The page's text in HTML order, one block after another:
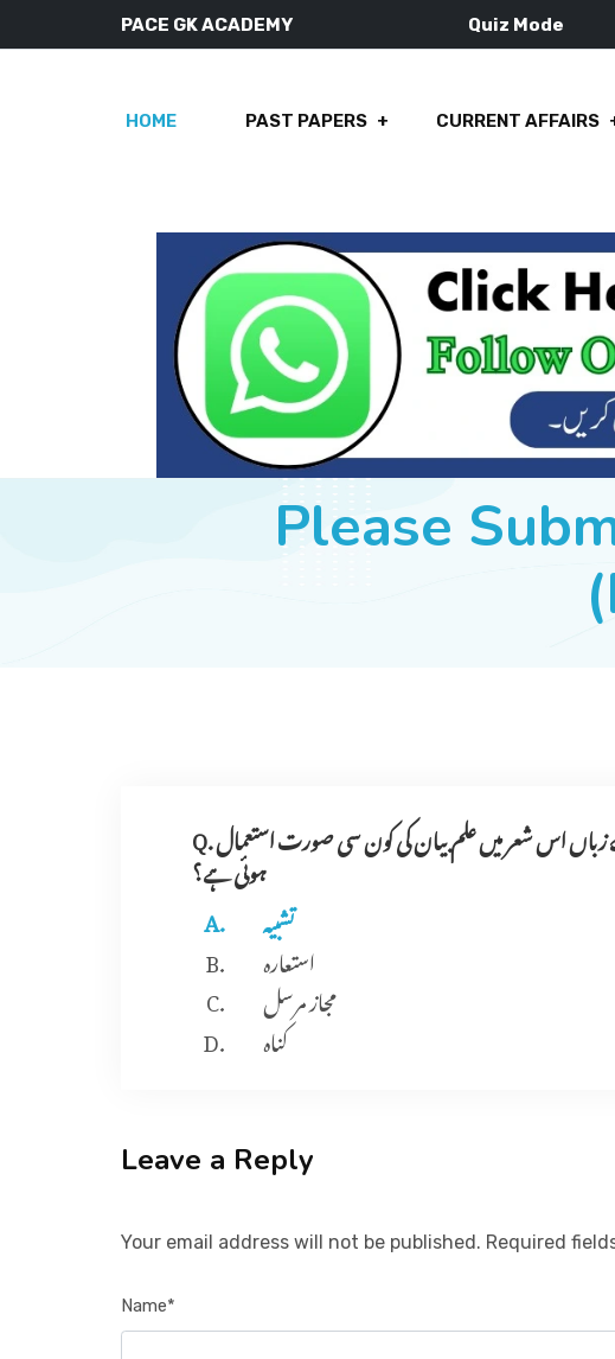
PACE GK ACADEMY Quiz Mode
HOME PAST PAPERS CURRENT AFFAIRS
Please
Q. گرمی کا روزہ جنگ کی کیوں کر کروں بیاں ڈرہے کہ مثل شمع نہ جلنے لگے زباں اس شعر میں علم بیان کی کون سی صورت استعمال
ہوئی ہے؟
تشبیہ
استعارہ
مجاز مرسل
کناہ
Leave a Reply
Your email address will not be published. Required
Name*